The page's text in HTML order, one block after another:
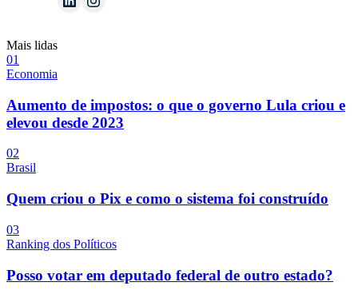
Mais lidas
01
Economia
Aumento de impostos: o que o governo Lula criou e
elevou desde 2023
02
Brasil
Quem criou o Pix e como o sistema foi construído
03
Ranking dos Políticos
Posso votar em deputado federal de outro estado?